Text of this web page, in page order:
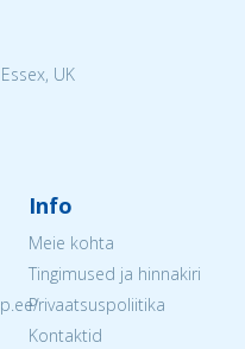
UK
Info
Meie kohta
Tingimused ja hinnakiri
Privaatsuspoliitika
Kontaktid